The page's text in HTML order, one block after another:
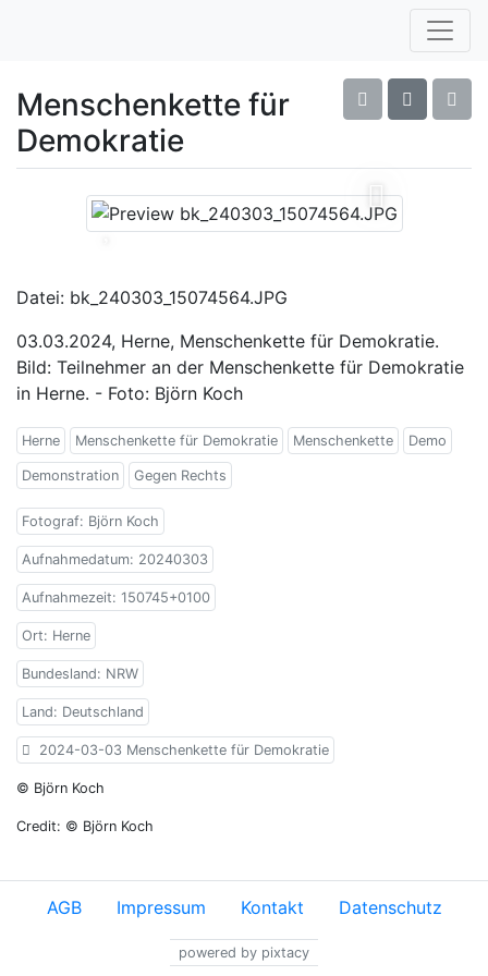
Menschenkette für
Demokratie
Datei: bk_240303_15074564.JPG
03.03.2024, Herne, Menschenkette für Demokratie.
Bild: Teilnehmer an der Menschenkette für Demokratie
in Herne. - Foto: Björn Koch
Herne Menschenkette für Demokratie Menschenkette Demo
Demonstration Gegen Rechts
Fotograf: Björn Koch
Aufnahmedatum: 20240303
Aufnahmezeit: 150745+0100
Ort: Herne
Bundesland: NRW
Land: Deutschland
2024-03-03 Menschenkette für Demokratie
© Björn Koch
Credit: © Björn Koch
AGB Impressum Kontakt Datenschutz
powered by pixtacy